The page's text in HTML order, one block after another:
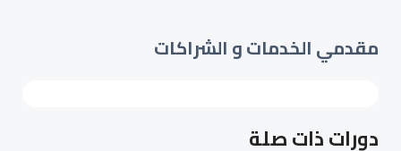
مقدمي الخدمات و الشراكات
دورات ذات صلة